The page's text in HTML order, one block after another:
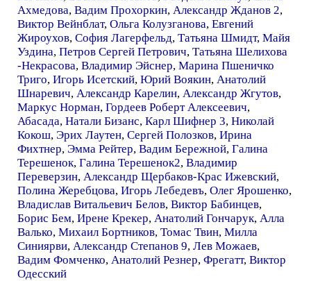
Ахмедова, Вадим Прохоркин, Александр Жданов 2,
Виктор Вейнблат, Ольга Колузганова, Евгений
Жироухов, София Лагерфельд, Татьяна Шмидт, Майя
Уздина, Петров Сергей Петрович, Татьяна Шелихова
-Некрасова, Владимир Эйснер, Марина Пшеничко
Триго, Игорь Исетский, Юрий Воякин, Анатолий
Шнаревич, Александр Карелин, Александр Жгутов,
Маркус Норман, Гордеев Роберт Алексеевич,
Абасада, Натали Бизанс, Карл Шифнер 3, Николай
Кокош, Эрих Лаутен, Сергей Полозков, Ирина
Фихтнер, Эмма Рейтер, Вадим Бережной, Галина
Терешенок, Галина Терешенок2, Владимир
Переверзин, Александр Щербаков-Крас Ижевский,
Полина Жеребцова, Игорь Лебедевъ, Олег Ярошенко,
Владислав Витальевич Белов, Виктор Бабинцев,
Борис Бем, Ирене Крекер, Анатолий Гончарук, Алла
Валько, Михаил Бортников, Томас Твин, Милла
Синиярви, Александр Степанов 9, Лев Можаев,
Вадим Фомченко, Анатолий Резнер, Фрегатт, Виктор
Одесский